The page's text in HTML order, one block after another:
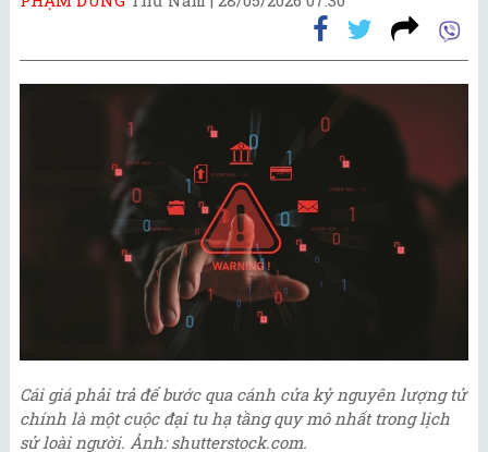
Cái giá phải trả để bước qua cánh cửa kỷ nguyên lượng tử
chính là một cuộc đại tu hạ tầng quy mô nhất trong lịch
sử loài người. Ảnh: shutterstock.com.